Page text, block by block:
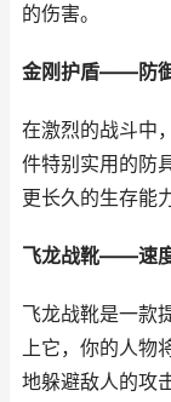
的伤害。
金刚护盾——防
在激烈的战斗中
件特别实用的防
更长久的生存能力
飞龙战靴——速
飞龙战靴是一款
上它，你的人物
地躲避敌人的攻